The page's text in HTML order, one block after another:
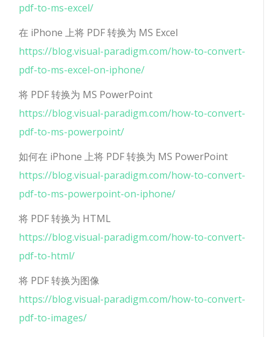
pdf-to-ms-excel/
在 iPhone 上将 PDF 转换为 MS Excel
https://blog.visual-paradigm.com/how-to-convert-
pdf-to-ms-excel-on-iphone/
将 PDF 转换为 MS PowerPoint
https://blog.visual-paradigm.com/how-to-convert-
pdf-to-ms-powerpoint/
如何在 iPhone 上将 PDF 转换为 MS PowerPoint
https://blog.visual-paradigm.com/how-to-convert-
pdf-to-ms-powerpoint-on-iphone/
将 PDF 转换为 HTML
https://blog.visual-paradigm.com/how-to-convert-
pdf-to-html/
将 PDF 转换为图像
https://blog.visual-paradigm.com/how-to-convert-
pdf-to-images/